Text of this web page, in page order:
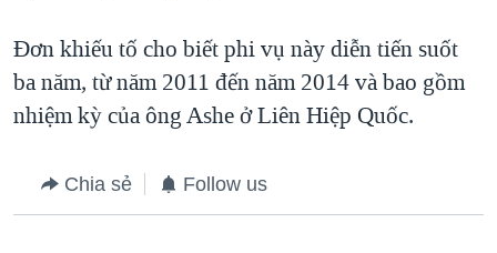
Đơn khiếu tố cho biết phi vụ này diễn tiến suốt
ba năm, từ năm 2011 đến năm 2014 và bao gồm
nhiệm kỳ của ông Ashe ở Liên Hiệp Quốc.
Chia sẻ Follow us